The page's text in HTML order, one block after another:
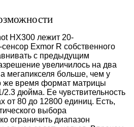
HX300 лежит 20-
Exmor R собственного
с предыдущим
увеличилось на два
мегапикселя больше, чем у
же время формат матрицы
дюйма. Ее чувствительность
от 80 до 12800 единиц. Есть,
выбора
ограничить диапазон